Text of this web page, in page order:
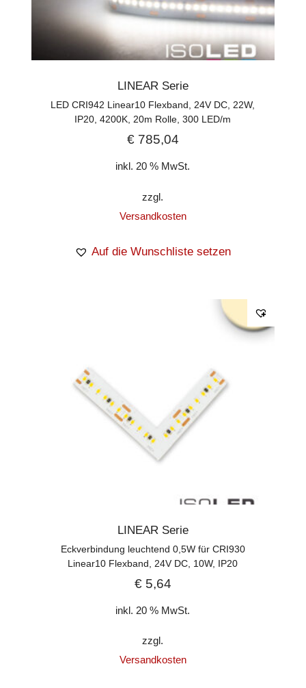
LINEAR Serie
LED CRI942 Linear10 Flexband, 24V DC, 22W,
IP20, 4200K, 20m Rolle, 300 LED/m
€785,04
inkl. 20 % MwSt.
zzgl.
Versandkosten
Auf die Wunschliste setzen
LINEAR Serie
Eckverbindung leuchtend 0,5W für CRI930
Linear10 Flexband, 24V DC, 10W, IP20
€5,64
inkl. 20 % MwSt.
zzgl.
Versandkosten